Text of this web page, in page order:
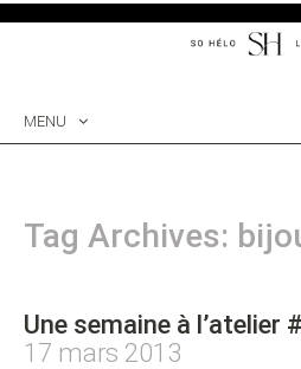
MENU
Tag Archives:
Une semaine à l’atelier
17 mars 2013